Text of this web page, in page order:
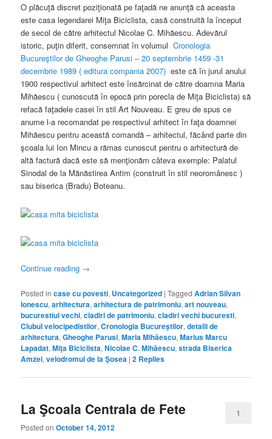
O plăcuţă discret poziţionată pe faţadă ne anunţă că aceasta
este casa legendarei Miţa Biciclista, casă construită la început
de secol de către arhitectul Nicolae C. Mihăescu. Adevărul
istoric, puţin diferit, consemnat în volumul Cronologia
Bucureştilor de Gheoghe Parusi – 20 septembrie 1459 -31
decembrie 1989 ( editura compania 2007) este că în jurul anului
1900 respectivul arhitect este însărcinat de către doamna Maria
Mihăescu ( cunoscută în epocă prin porecla de Miţa Biciclista) să
refacă faţadele casei în stil Art Nouveau. E greu de spus ce
anume l-a recomandat pe respectivul arhitect în faţa doamnei
Mihăescu pentru această comandă – arhitectul, făcând parte din
şcoala lui Ion Mincu a rămas cunoscut pentru o arhitectură de
altă factură dacă este să menţionăm câteva exemple: Palatul
Sinodal de la Mănăstirea Antim (construit în stil neoromânesc )
sau biserica (Bradu) Boteanu.
Continue reading →
Posted in case cu povesti, Uncategorized |Tagged Adrian Silvan
Ionescu,arhitectura,arhitectura de patrimoniu,art nouveau,
bucurestiul vechi,cladiri de patrimoniu,cladiri vechi bucuresti,
Clubul velocipedistilor,Cronologia Bucureştilor,detalii de
arhitectura,Gheoghe Parusi,Maria Mihăescu,Marius Marcu
Lapadat,Miţa Biciclista,Nicolae C. Mihăescu,strada Biserica
Amzei,velodromul de la Şosea |2 Replies
La Şcoala Centrala de Fete
Posted onOctober 14, 2012
1